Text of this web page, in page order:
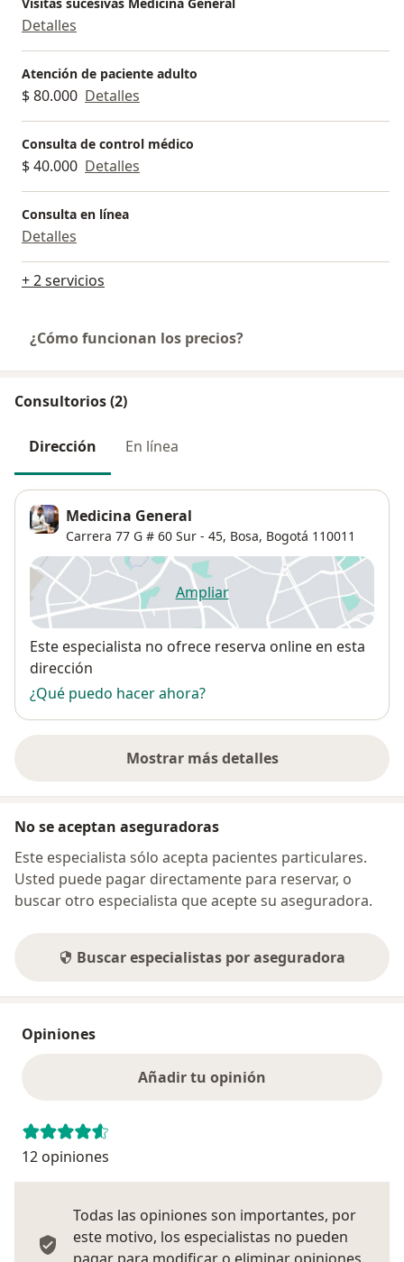
Visitas sucesivas Medicina General
Detalles
Atención de paciente adulto
$ 80.000 Detalles
Consulta de control médico
$ 40.000 Detalles
Consulta en línea
Detalles
+ 2 servicios
¿Cómo funcionan los precios?
Consultorios (2)
Dirección En línea
Medicina General
Carrera 77 G # 60 Sur - 45, Bosa, Bogotá 110011
Ampliarse abre en una nueva
Disponibilidad
Este especialista no ofrece reserva online en esta
dirección
¿Qué puedo hacer ahora?
Mostrar más detalles
sobre la dirección
No se aceptan aseguradoras
Este especialista sólo acepta pacientes particulares.
Usted puede pagar directamente para reservar, o
buscar otro especialista que acepte su aseguradora.
Buscar especialistas por aseguradora
Opiniones
Añadir tu opinión
12 opiniones
Todas las opiniones son importantes, por
este motivo, los especialistas no pueden